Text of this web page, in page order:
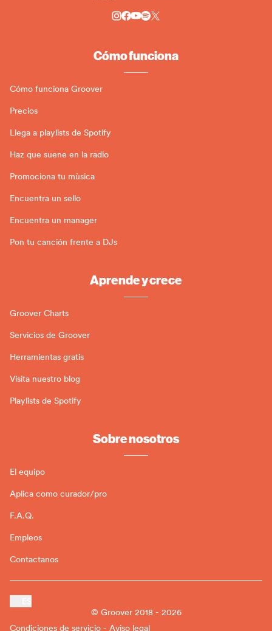
Cómo funciona
Cómo funciona Groover
Precios
Llega a playlists de Spotify
Haz que suene en la radio
Promociona tu mùsica
Encuentra un sello
Encuentra un manager
Pon tu canción frente a DJs
Aprende y crece
Groover Charts
Servicios de Groover
Herramientas gratis
Visita nuestro blog
Playlists de Spotify
Sobre nosotros
El equipo
Aplica como curador/pro
F.A.Q.
Empleos
Contactanos
© Groover 2018 - 2026
Condiciones de servicio - Aviso legal